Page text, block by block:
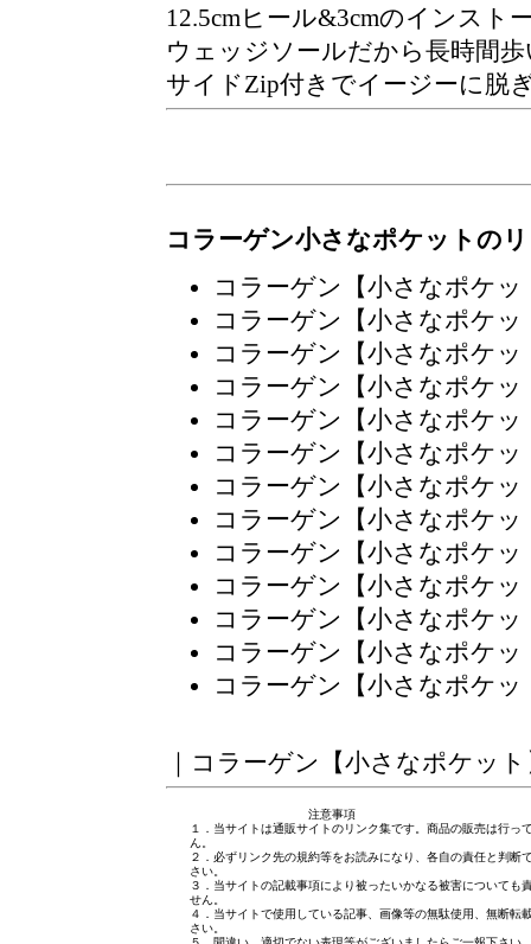
12.5cmヒール&3cmのインスト
ウェッジソールだから長時間
サイドZip付きでイージーに脱
コラーゲン小さなポケットの
コラーゲン【小さなポケ
コラーゲン【小さなポケ
コラーゲン【小さなポケ
コラーゲン【小さなポケ
コラーゲン【小さなポケ
コラーゲン【小さなポケ
コラーゲン【小さなポケ
コラーゲン【小さなポケ
コラーゲン【小さなポケ
コラーゲン【小さなポケ
コラーゲン【小さなポケ
コラーゲン【小さなポケ
コラーゲン【小さなポケ
｜ コラーゲン【小さなポケット
注意事項
１．当サイトは通販サイトのリンク集です。商品の販売は行っ
ん。
２．必ずリンク先の規約等をお読みになり、各自の責任と判断
さい。
３．当サイトの記載事項により被ったいかなる被害についても
せん。
４．当サイトで使用している記事、画像等の無駄使用、無断転
さい。